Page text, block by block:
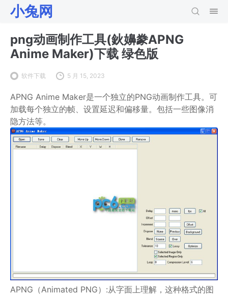
小兔网
png动画制作工具(鈥嬶豢APNG
Anime Maker)下载 绿色版
软件下载 5 月 15, 2023
APNG Anime Maker是一个独立的PNG动画制作工具。可
加载每个独立的帧、设置延迟和偏移量。包括一些图像消
隐方法等。
APNG（Animated PNG）:从字面上理解，这种格式的图